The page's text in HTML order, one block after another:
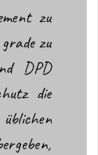
zu
zu
DPD
die